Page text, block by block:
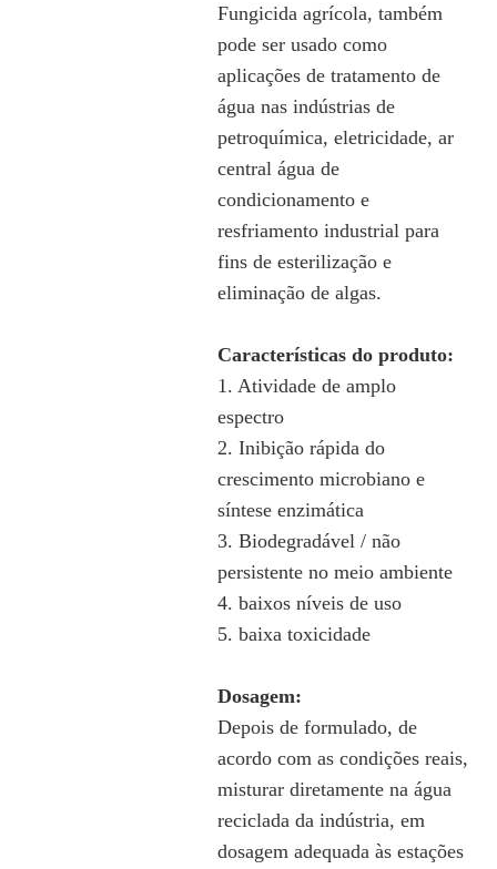
Fungicida agrícola, também
pode ser usado como
aplicações de tratamento de
água nas indústrias de
petroquímica, eletricidade, ar
central água de
condicionamento e
resfriamento industrial para
fins de esterilização e
eliminação de algas.
Características do produto:
1. Atividade de amplo
espectro
2. Inibição rápida do
crescimento microbiano e
síntese enzimática
3. Biodegradável / não
persistente no meio ambiente
4. baixos níveis de uso
5. baixa toxicidade
Dosagem:
Depois de formulado, de
acordo com as condições reais,
misturar diretamente na água
reciclada da indústria, em
dosagem adequada às estações